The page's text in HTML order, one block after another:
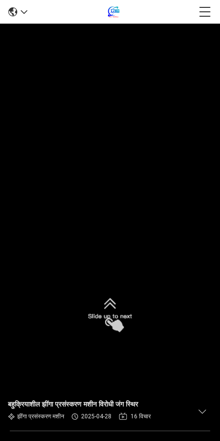
बहुक्रियाशील झींगा प्रसंस्करण मशीन विरोधी जंग स्थिर
झींगा प्रसंस्करण मशीन 2025-04-28 16 विचार